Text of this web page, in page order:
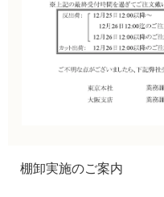
棚卸実施のご案内